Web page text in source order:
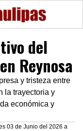
del
Reynosa
y tristeza entre
la trayectoria y
económica y
03 de Junio del 2026 a